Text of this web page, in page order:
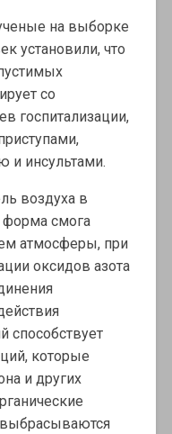
на выборке
установили, что
со
госпитализации,
и инсультами.
воздуха в
смога
атмосферы, при
оксидов азота
способствует
которые
и других